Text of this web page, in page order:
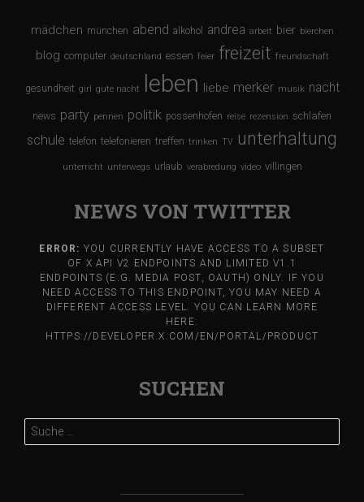
mädchen münchen abend alkohol andrea arbeit bier bierchen
blog computer deutschland essen feier freizeit freundschaft
gesundheit girl gute nacht leben liebe merker musik nacht
news party pennen politik possenhofen reise rezension schlafen
schule telefon telefonieren treffen trinken TV unterhaltung
unterricht unterwegs urlaub verabredung video villingen
NEWS VON TWITTER
ERROR: YOU CURRENTLY HAVE ACCESS TO A SUBSET
OF X API V2 ENDPOINTS AND LIMITED V1.1
ENDPOINTS (E.G. MEDIA POST, OAUTH) ONLY. IF YOU
NEED ACCESS TO THIS ENDPOINT, YOU MAY NEED A
DIFFERENT ACCESS LEVEL. YOU CAN LEARN MORE
HERE:
HTTPS://DEVELOPER.X.COM/EN/PORTAL/PRODUCT
SUCHEN